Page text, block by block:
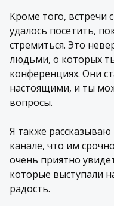
Кроме того, встречи
удалось посетить,
стремиться. Это
людьми, о которых
конференциях. Они
настоящими, и ты
вопросы.
Я также
канале, что им
очень приятно
которые выступали
радость.